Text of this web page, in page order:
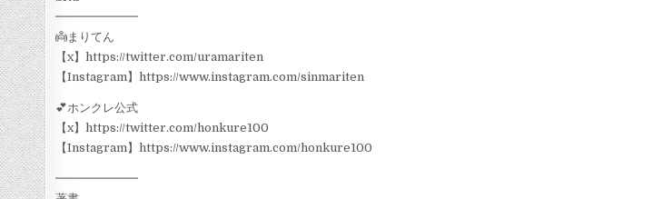
━━━━━━━
👼まりてん
【x】https://twitter.com/uramariten
【Instagram】https://www.instagram.com/sinmariten
💕ホンクレ公式
【x】https://twitter.com/honkure100
【Instagram】https://www.instagram.com/honkure100
━━━━━━━